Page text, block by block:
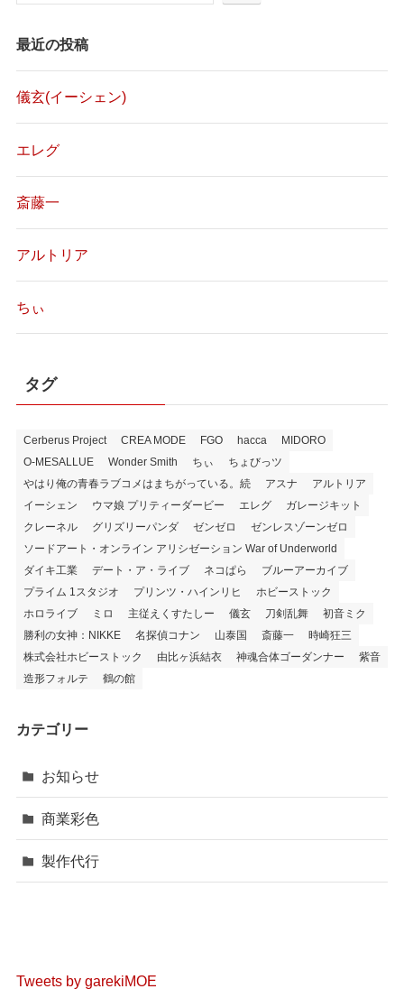
最近の投稿
儀玄(イーシェン)
エレグ
斎藤一
アルトリア
ちぃ
タグ
Cerberus Project CREA MODE FGO hacca
MIDORO
O-MESALLUE
Wonder Smith ちぃ
ちょびっツ
やはり俺の青春ラブコメはまちがっている。続
アスナ
アルトリア
イーシェン
ウマ娘 プリティーダービー エレグ
ガレージキット
クレーネル
グリズリーパンダ ゼンゼロ
ゼンレスゾーンゼロ
ソードアート・オンライン アリシゼーション War of Underworld
ダイキ工業
デート・ア・ライブ ネコぱら
ブルーアーカイブ
プライム 1スタジオ
プリンツ・ハインリヒ
ホビーストック
ホロライブ
ミロ 主従えくすたしー 儀玄 刀剣乱舞
初音ミク
勝利の女神：NIKKE
名探偵コナン 山泰国 斎藤一
時崎狂三
株式会社ホビーストック
由比ヶ浜結衣 神魂合体ゴーダンナー
紫音
造形フォルテ
鶴の館
カテゴリー
お知らせ
商業彩色
製作代行
Tweets by garekiMOE